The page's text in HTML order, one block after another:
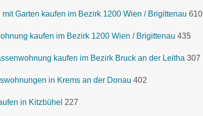
mit Garten kaufen im Bezirk 1200 Wien / Brigittenau 610
kaufen im Bezirk 1200 Wien / Brigittenau 435
kaufen im Bezirk Bruck an der Leitha 307
in Krems an der Donau 402
in Kitzbühel 227